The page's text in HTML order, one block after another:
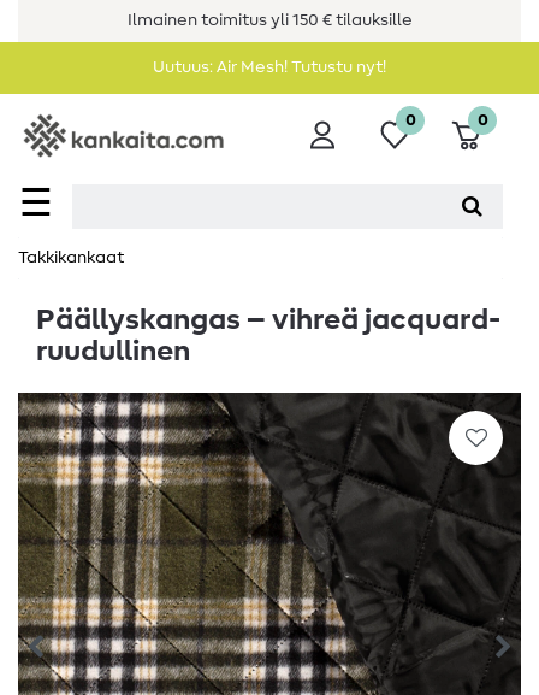
Ilmainen toimitus yli 150 € tilauksille
Uutuus: Air Mesh! Tutustu nyt!
☰
0 0
Takkikankaat
Päällyskangas – vihreä jacquard-
ruudullinen